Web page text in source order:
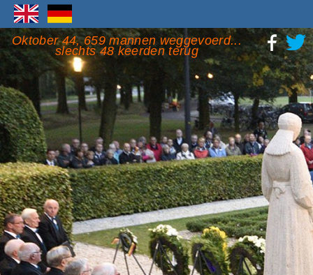
Oktober 44, 659 mannen weggevoerd...
slechts 48 keerden terug